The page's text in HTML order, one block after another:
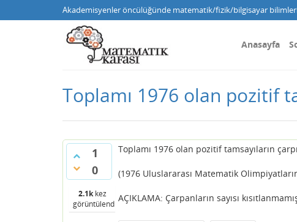
Akademisyenler öncülüğünde matematik/fizik/bilgisayar
Anasayfa
Toplamı 1976 olan pozitif
1
0
2.1kkez
görüntülendi
Toplamı 1976 olan pozitif tamsayıların
(1976 Uluslararası Matematik
AÇIKLAMA: Çarpanların sayısı